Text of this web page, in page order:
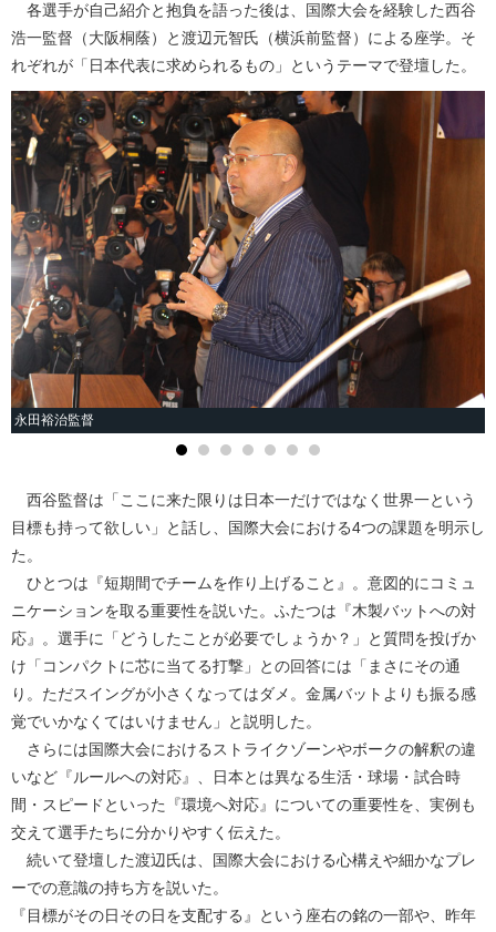
各選手が自己紹介と抱負を語った後は、国際大会を経験した西谷
浩一監督（大阪桐蔭）と渡辺元智氏（横浜前監督）による座学。そ
れぞれが「日本代表に求められるもの」というテーマで登壇した。
永田裕治監督
西谷監督は「ここに来た限りは日本一だけではなく世界一という
目標も持って欲しい」と話し、国際大会における4つの課題を明示し
た。
ひとつは『短期間でチームを作り上げること』。意図的にコミュ
ニケーションを取る重要性を説いた。ふたつは『木製バットへの対
応』。選手に「どうしたことが必要でしょうか？」と質問を投げか
け「コンパクトに芯に当てる打撃」との回答には「まさにその通
り。ただスイングが小さくなってはダメ。金属バットよりも振る感
覚でいかなくてはいけません」と説明した。
さらには国際大会におけるストライクゾーンやボークの解釈の違
いなど『ルールへの対応』、日本とは異なる生活・球場・試合時
間・スピードといった『環境へ対応』についての重要性を、実例も
交えて選手たちに分かりやすく伝えた。
続いて登壇した渡辺氏は、国際大会における心構えや細かなプレ
ーでの意識の持ち方を説いた。
『目標がその日その日を支配する』という座右の銘の一部や、昨年